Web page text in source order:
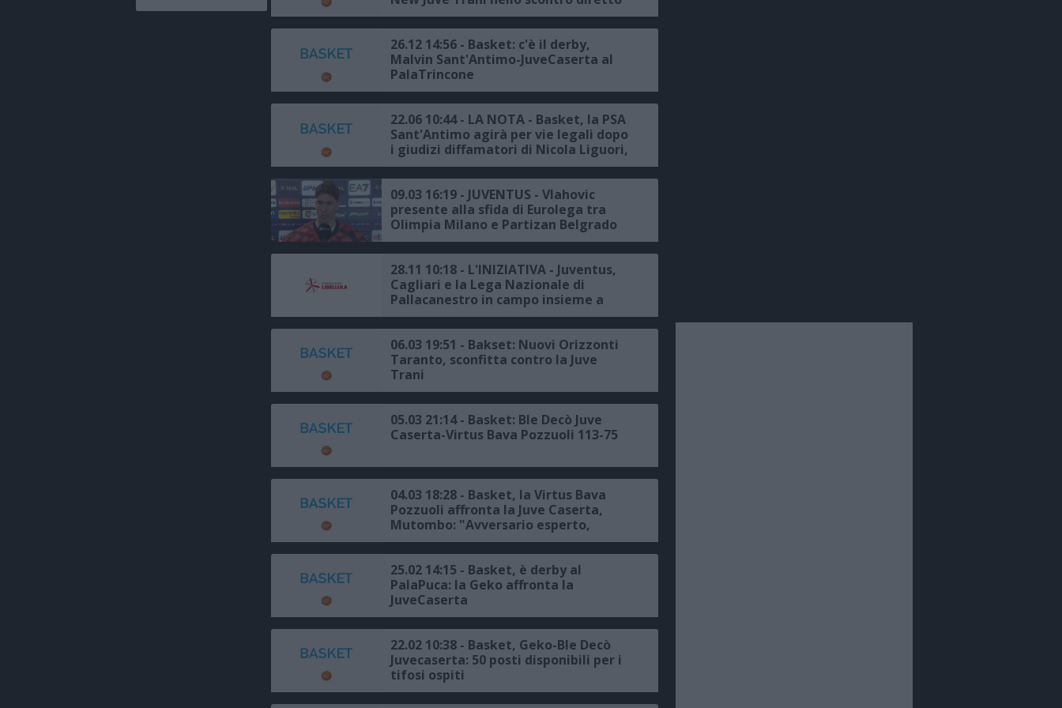
26.12 14:56 - Basket: c'è il derby,
Malvin Sant'Antimo-JuveCaserta al
PalaTrincone
22.06 10:44 - LA NOTA - Basket, la PSA
Sant'Antimo agirà per vie legali dopo
i giudizi diffamatori di Nicola Liguori,
allenatore della JuveCaserta 2021
09.03 16:19 - JUVENTUS - Vlahovic
presente alla sfida di Eurolega tra
Olimpia Milano e Partizan Belgrado
28.11 10:18 - L'INIZIATIVA - Juventus,
Cagliari e la Lega Nazionale di
Pallacanestro in campo insieme a
Fondazione Libellula per contrastare
la violenza contro le donne
06.03 19:51 - Bakset: Nuovi Orizzonti
Taranto, sconfitta contro la Juve
Trani
05.03 21:14 - Basket: Ble Decò Juve
Caserta-Virtus Bava Pozzuoli 113-75
04.03 18:28 - Basket, la Virtus Bava
Pozzuoli affronta la Juve Caserta,
Mutombo: "Avversario esperto,
metteremo in campo il massimo
impegno"
25.02 14:15 - Basket, è derby al
PalaPuca: la Geko affronta la
JuveCaserta
22.02 10:38 - Basket, Geko-Ble Decò
Juvecaserta: 50 posti disponibili per i
tifosi ospiti